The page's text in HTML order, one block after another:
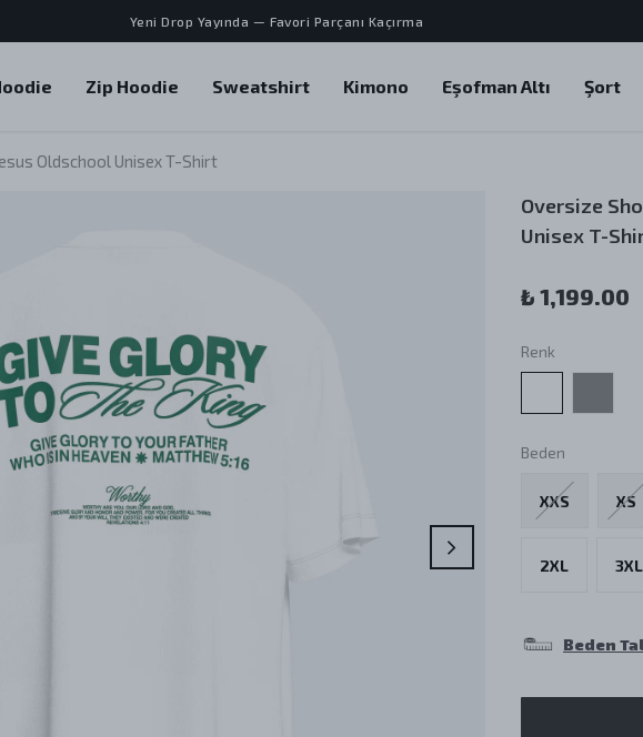
Yeni Drop Yayında — Favori Parçanı Kaçırma
Zip Hoodie Sweatshirt Kimono Eşofman Altı Şort
Oldschool Unisex T-Shirt
Oversize
Unisex T-
₺ 1,199.00
Renk
Beden
XXS XS
2XL 3XL
Beden